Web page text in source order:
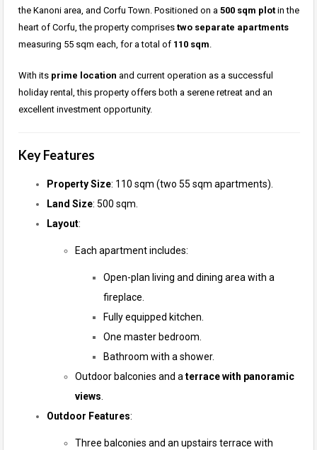
the Kanoni area, and Corfu Town. Positioned on a 500 sqm plotin the
heart of Corfu, the property comprises two separate apartments
measuring 55 sqm each, for a total of 110 sqm.
With its prime location and current operation as a successful
holiday rental, this property offers both a serene retreat and an
excellent investment opportunity.
Key Features
Property Size: 110 sqm (two 55 sqm apartments).
Land Size: 500 sqm.
Layout:
Each apartment includes:
Open-plan living and dining area with a
fireplace.
Fully equipped kitchen.
One master bedroom.
Bathroom with a shower.
Outdoor balconies and aterrace with panoramic
views.
Outdoor Features:
Three balconies and an upstairs terrace with